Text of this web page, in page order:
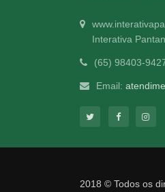
Interativa
(65) 98403-
Email:
2018 © Todos os